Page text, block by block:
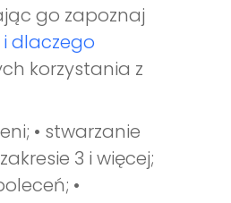
go zapoznaj
i dlaczego
korzystania z
• stwarzanie
3 i więcej;
•